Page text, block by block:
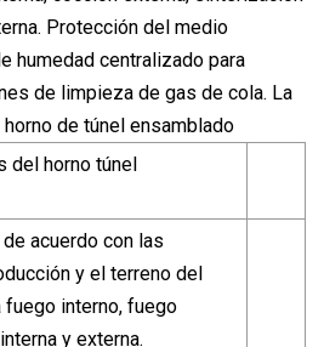
Protección del medio
humedad centralizado para
de limpieza de gas de cola. La
de túnel ensamblado
del horno túnel
acuerdo con las
y el terreno del
fuego interno, fuego
y externa.